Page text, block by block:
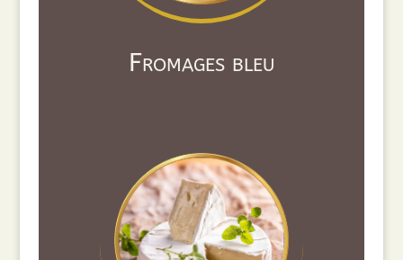
Fromages bleu